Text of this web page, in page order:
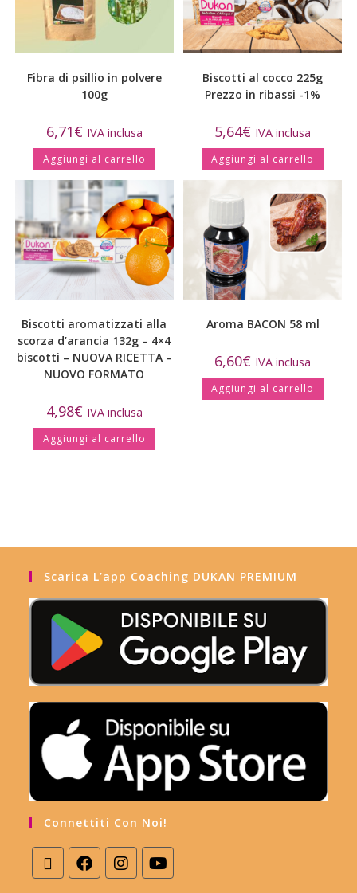
Fibra di psillio in polvere
100g
6,71€ IVA inclusa
Aggiungi al carrello
Biscotti al cocco 225g
Prezzo in ribassi -1%
5,64€ IVA inclusa
Aggiungi al carrello
Biscotti aromatizzati alla
scorza d’arancia 132g – 4×4
biscotti – NUOVA RICETTA –
NUOVO FORMATO
4,98€ IVA inclusa
Aggiungi al carrello
Aroma BACON 58 ml
6,60€ IVA inclusa
Aggiungi al carrello
Scarica L’app Coaching DUKAN PREMIUM
Connettiti Con Noi!